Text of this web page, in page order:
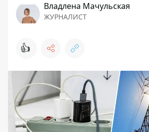
Владлена Мачульская
ЖУРНАЛИСТ
👍